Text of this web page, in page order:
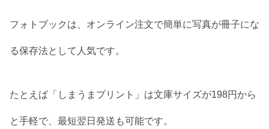
フォトブックは、オンライン注文で簡単に写真が冊子にな
る保存法として人気です。
たとえば「しまうまプリント」は文庫サイズが198円から
と手軽で、最短翌日発送も可能です。